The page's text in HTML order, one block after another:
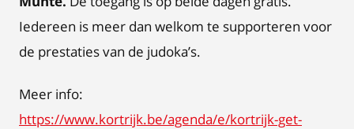
Iedereen is meer dan welkom te supporteren voor
de prestaties van de judoka’s.
Meer info:
https://www.kortrijk.be/agenda/e/kortrijk-get-